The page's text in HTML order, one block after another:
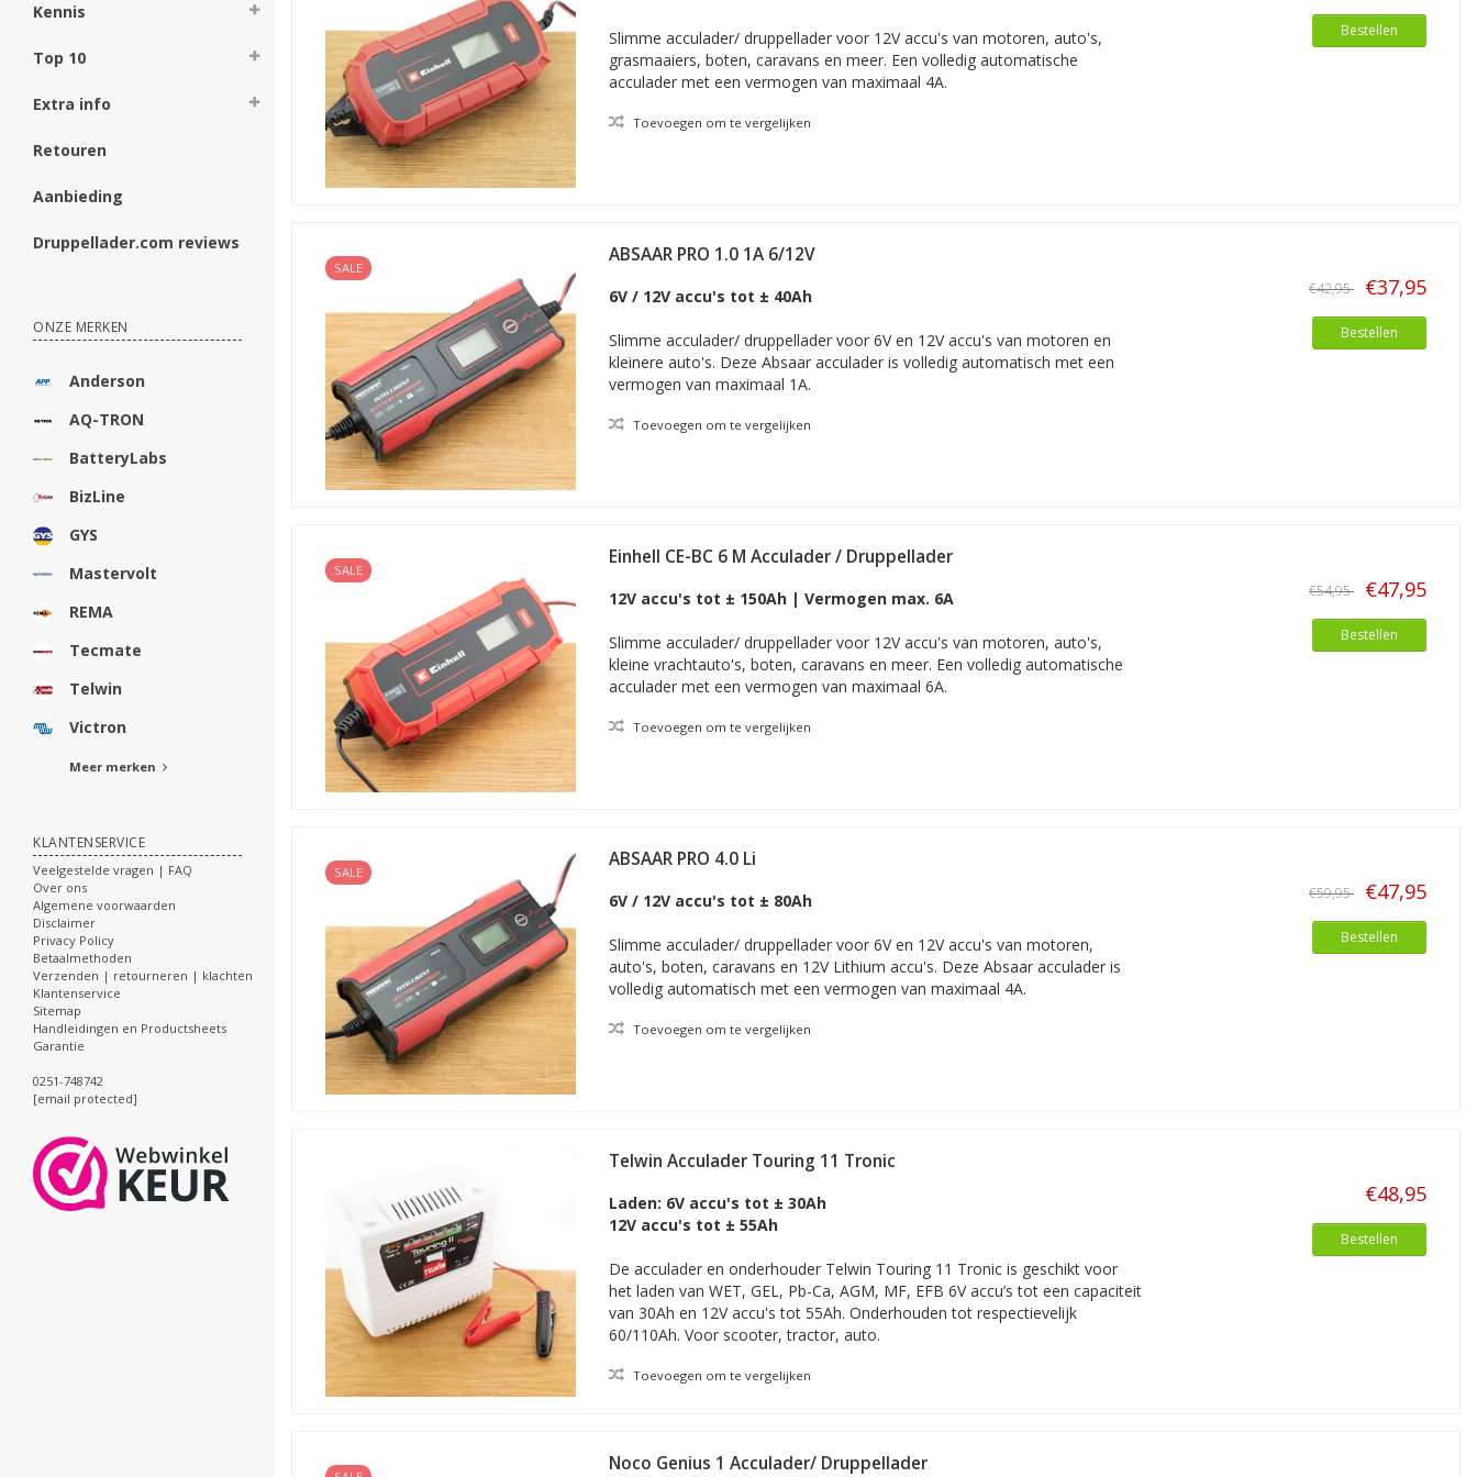
Kennis
Top 10
Extra info
Retouren
Aanbieding
Druppellader.com reviews
ONZE MERKEN
Anderson
AQ-TRON
BatteryLabs
BizLine
GYS
Mastervolt
REMA
Tecmate
Telwin
Victron
Meer merken
KLANTENSERVICE
Veelgestelde vragen | FAQ
Over ons
Algemene voorwaarden
Disclaimer
Privacy Policy
Betaalmethoden
Verzenden | retourneren | klachten
Klantenservice
Sitemap
Handleidingen en Productsheets
Garantie
0251-748742
[email protected]
accu. Voor deze laatste optie is behalve de bronaccu ook een DC- DC lader nodig. Ons artikel
verdere uitleg. U kunt ook direct zoeken op laders die sterk gelijken op Action druppelladers. Zie het aanbod op deze pagina's.
Slimme acculader/ druppellader voor 12V accu's van motoren, auto's,
grasmaaiers, boten, caravans en meer. Een volledig automatische
acculader met een vermogen van maximaal 4A.
Toevoegen om te vergelijken
Bestellen
SALE
ABSAAR PRO 1.0 1A 6/12V
6V / 12V accu's tot ± 40Ah
Slimme acculader/ druppellader voor 6V en 12V accu's van motoren en
kleinere auto's. Deze Absaar acculader is volledig automatisch met een
vermogen van maximaal 1A.
Toevoegen om te vergelijken
€42,95 €37,95
Bestellen
SALE
Einhell CE-BC 6 M Acculader / Druppellader
12V accu's tot ± 150Ah | Vermogen max. 6A
Slimme acculader/ druppellader voor 12V accu's van motoren, auto's,
kleine vrachtauto's, boten, caravans en meer. Een volledig automatische
acculader met een vermogen van maximaal 6A.
Toevoegen om te vergelijken
€54,95 €47,95
Bestellen
SALE
ABSAAR PRO 4.0 Li
6V / 12V accu's tot ± 80Ah
Slimme acculader/ druppellader voor 6V en 12V accu's van motoren,
auto's, boten, caravans en 12V Lithium accu's. Deze Absaar acculader is
volledig automatisch met een vermogen van maximaal 4A.
Toevoegen om te vergelijken
€59,95 €47,95
Bestellen
Telwin Acculader Touring 11 Tronic
Laden: 6V accu's tot ± 30Ah
12V accu's tot ± 55Ah
De acculader en onderhouder Telwin Touring 11 Tronic is geschikt voor
het laden van WET, GEL, Pb-Ca, AGM, MF, EFB 6V accu’s tot een capaciteit
van 30Ah en 12V accu's tot 55Ah. Onderhouden tot respectievelijk
60/110Ah. Voor scooter, tractor, auto.
Toevoegen om te vergelijken
€48,95
Bestellen
Noco Genius 1 Acculader/ Druppellader